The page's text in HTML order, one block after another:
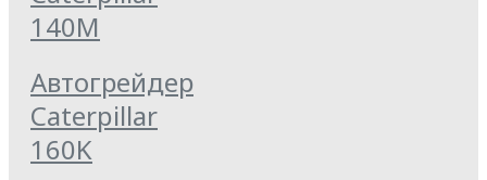
140M
Автогрейдер
Caterpillar
160K